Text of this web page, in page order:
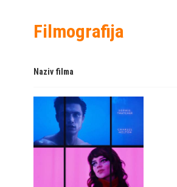
Filmografija
Naziv filma